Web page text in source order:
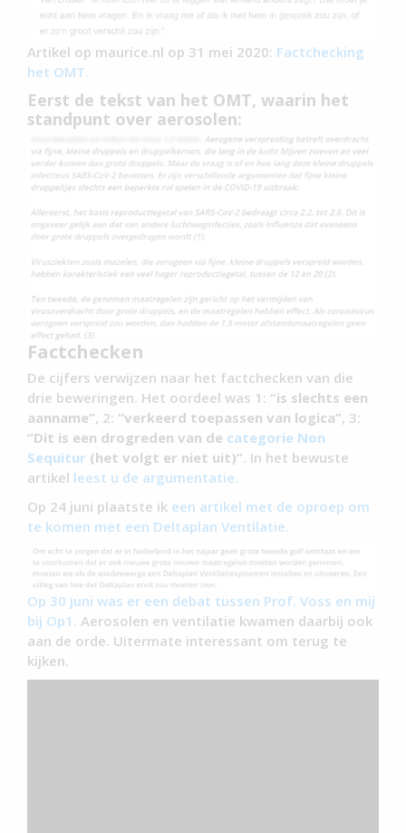
Artikel op maurice.nl op 31 mei 2020: Factchecking
het OMT.
Eerst de tekst van het OMT, waarin het
standpunt over aerosolen:
Factchecken
De cijfers verwijzen naar het factchecken van die
drie beweringen. Het oordeel was 1: “is slechts een
aanname”, 2: “verkeerd toepassen van logica”, 3:
“Dit is een drogreden van de categorie Non
Sequitur (het volgt er niet uit)”. In het bewuste
artikel leest u de argumentatie.
Op 24 juni plaatste ik een artikel met de oproep om
te komen met een Deltaplan Ventilatie.
Op 30 juni was er een debat tussen Prof. Voss en mij
bij Op1. Aerosolen en ventilatie kwamen daarbij ook
aan de orde. Uitermate interessant om terug te
kijken.